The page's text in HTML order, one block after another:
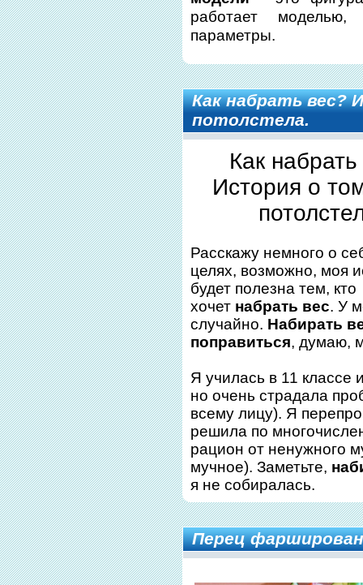
работает
параметры.
Как набрать вес?
потолстела.
Как
История о
Расскажу немного о
целях, возможно, моя
будет полезна тем, кто
хочет набрать вес. У
случайно. Набирать
поправиться, думаю,
Я училась в 11 классе
но очень страдала
всему лицу). Я
решила по
рацион от ненужного
мучное). Заметьте,
я не собиралась.
Перец